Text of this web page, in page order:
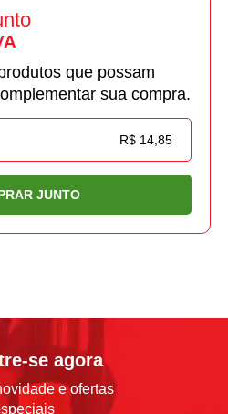
que possam
sua compra.
R$ 14,85
JUNTO
se agora
e ofertas